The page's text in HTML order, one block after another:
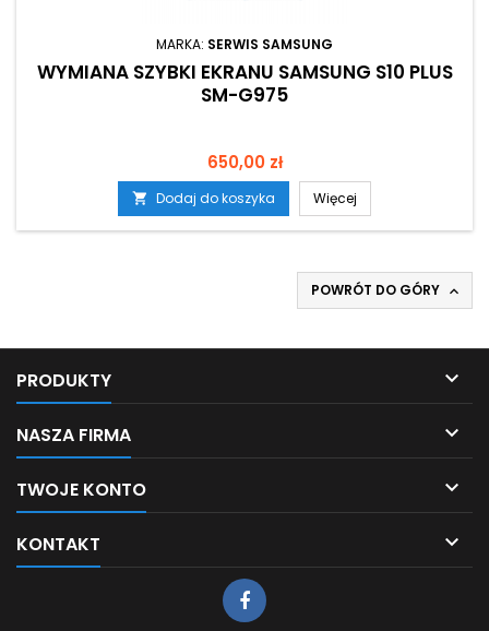
MARKA: SERWIS SAMSUNG
WYMIANA SZYBKI EKRANU SAMSUNG S10 PLUS
SM-G975
Cena
650,00 zł
 Dodaj do koszyka Więcej
POWRÓT DO GÓRY 
PRODUKTY 
NASZA FIRMA 
TWOJE KONTO 
KONTAKT 